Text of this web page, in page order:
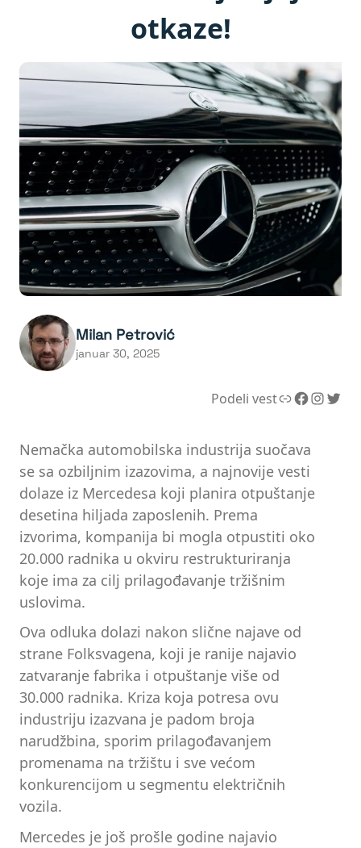
otkaze!
Milan Petrović
januar 30, 2025
Podeli vestLink Facebook InstagramTwitter
Nemačka automobilska industrija suočava
se sa ozbiljnim izazovima, a najnovije vesti
dolaze iz Mercedesa koji planira otpuštanje
desetina hiljada zaposlenih. Prema
izvorima, kompanija bi mogla otpustiti oko
20.000 radnika u okviru restrukturiranja
koje ima za cilj prilagođavanje tržišnim
uslovima.
Ova odluka dolazi nakon slične najave od
strane Folksvagena, koji je ranije najavio
zatvaranje fabrika i otpuštanje više od
30.000 radnika. Kriza koja potresa ovu
industriju izazvana je padom broja
narudžbina, sporim prilagođavanjem
promenama na tržištu i sve većom
konkurencijom u segmentu električnih
vozila.
Mercedes je još prošle godine najavio